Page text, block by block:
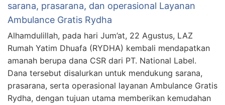
sarana, prasarana, dan operasional Layanan
Ambulance Gratis Rydha
Alhamdulillah, pada hari Jum’at, 22 Agustus, LAZ
Rumah Yatim Dhuafa (RYDHA) kembali mendapatkan
amanah berupa dana CSR dari PT. National Label.
Dana tersebut disalurkan untuk mendukung sarana,
prasarana, serta operasional layanan Ambulance Gratis
Rydha, dengan tujuan utama memberikan kemudahan